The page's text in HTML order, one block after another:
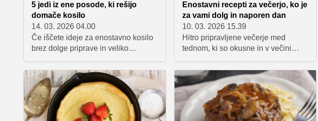
5 jedi iz ene posode, ki rešijo
domače kosilo
14. 03. 2026 04.00
Če iščete ideje za enostavno kosilo
brez dolge priprave in veliko
odlična rešitev. Zbrali smo pet
preprostih receptov, pri katerih vse
pripravite v eni ponvi, pekaču ali
posodi, rezultat pa je okusno in
nasitno kosilo.
Enostavni recepti za večerjo, ko je
za vami dolg in naporen dan
10. 03. 2026 15.39
Hitro pripravljene večerje med
tednom, ki so okusne in v večini